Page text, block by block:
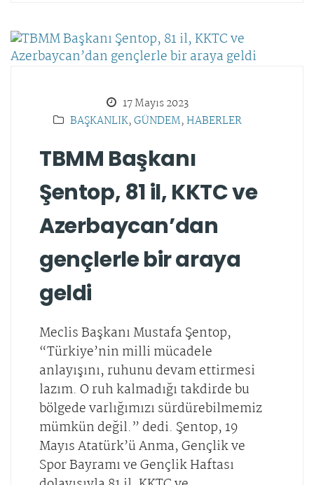
17 Mayıs 2023
BAŞKANLIK,GÜNDEM,HABERLER
TBMM Başkanı
Şentop, 81 il, KKTC ve
Azerbaycan’dan
gençlerle bir araya
geldi
Meclis Başkanı Mustafa Şentop,
“Türkiye’nin milli mücadele
anlayışını, ruhunu devam ettirmesi
lazım. O ruh kalmadığı takdirde bu
bölgede varlığımızı sürdürebilmemiz
mümkün değil.” dedi. Şentop, 19
Mayıs Atatürk’ü Anma, Gençlik ve
Spor Bayramı ve Gençlik Haftası